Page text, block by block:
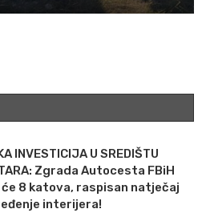
INVESTICIJA U SREDIŠTU
Zgrada Autocesta FBiH
8 katova, raspisan natječaj
interijera!